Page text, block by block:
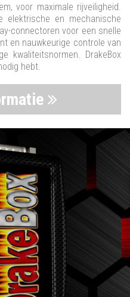
voor maximale rijveiligheid.
elektrische en mechanische
connectoren voor een snelle
en nauwkeurige controle van
kwaliteitsnormen. DrakeBox
hebt.